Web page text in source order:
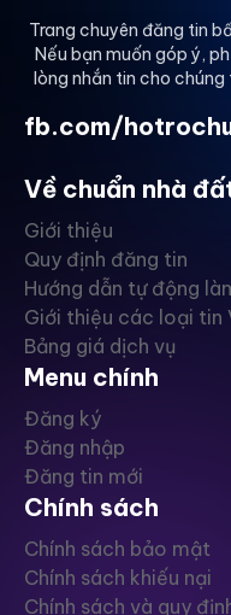
Trang chuyên đăng tin
Nếu bạn muốn góp ý,
lòng nhắn tin cho
fb.com/
Về chuẩn nhà
Giới thiệu
Quy định đăng tin
Hướng dẫn tự động
Giới thiệu các loại tin
Bảng giá dịch vụ
Menu chính
Đăng ký
Đăng nhập
Đăng tin mới
Chính sách
Chính sách bảo mật
Chính sách khiếu nại
Chính sách và quy